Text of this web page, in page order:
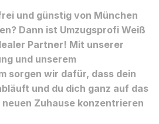
und günstig von München
Dann ist Umzugsprofi Weiß
Partner! Mit unserer
und unserem
sorgen wir dafür, dass dein
und du dich ganz auf das
Zuhause konzentrieren